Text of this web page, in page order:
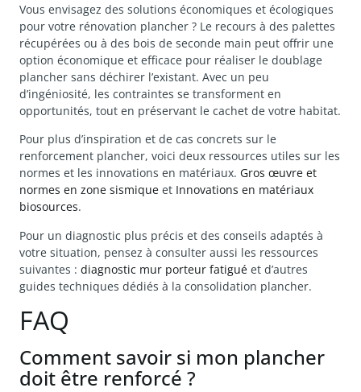
Vous envisagez des solutions économiques et écologiques
pour votre rénovation plancher ? Le recours à des palettes
récupérées ou à des bois de seconde main peut offrir une
option économique et efficace pour réaliser le doublage
plancher sans déchirer l’existant. Avec un peu
d’ingéniosité, les contraintes se transforment en
opportunités, tout en préservant le cachet de votre habitat.
Pour plus d’inspiration et de cas concrets sur le
renforcement plancher, voici deux ressources utiles sur les
normes et les innovations en matériaux. Gros œuvre et
normes en zone sismique et Innovations en matériaux
biosources.
Pour un diagnostic plus précis et des conseils adaptés à
votre situation, pensez à consulter aussi les ressources
suivantes : diagnostic mur porteur fatigué et d’autres
guides techniques dédiés à la consolidation plancher.
FAQ
Comment savoir si mon plancher
doit être renforcé ?